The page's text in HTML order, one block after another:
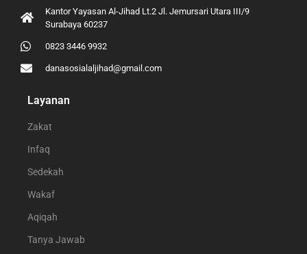
Kantor Yayasan Al-Jihad Lt.2 Jl. Jemursari Utara III/9
Surabaya 60237
0823 3446 9932
danasosialaljihad@gmail.com
Layanan
Zakat
Infaq
Sedekah
Wakaf
Aqiqah
Tanya Jawab